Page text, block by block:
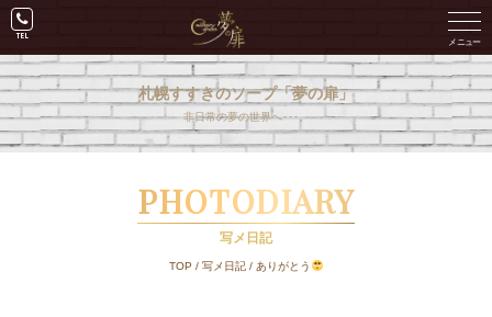
札幌すすきのソープ「夢の扉」
非日常の夢の世界へ･･･。
PHOTODIARY
写メ日記
TOP / 写メ日記/ ありがとう